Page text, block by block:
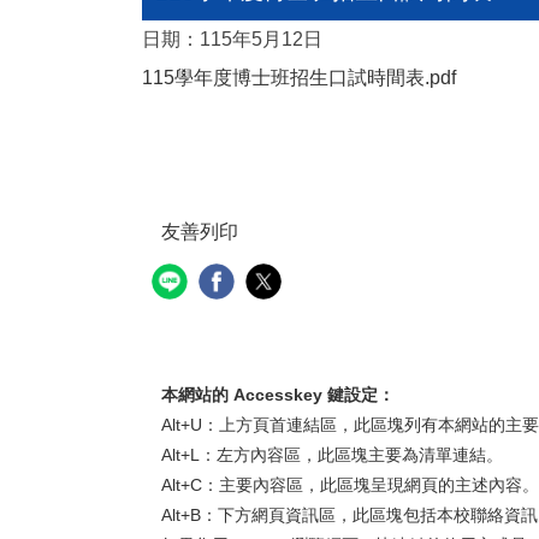
日期：115年5月12日
115學年度博士班招生口試時間表.pdf
友善列印
本網站的 Accesskey 鍵設定：
Alt+U：上方頁首連結區，此區塊列有本網站的主要
Alt+L：左方內容區，此區塊主要為清單連結。
Alt+C：主要內容區，此區塊呈現網頁的主述內容。
Alt+B：下方網頁資訊區，此區塊包括本校聯絡資訊